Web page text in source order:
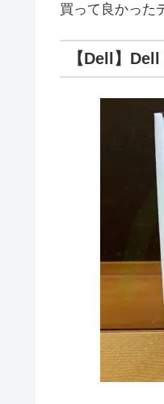
買って良かった
【Dell】